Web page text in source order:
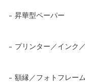
昇華型ペーパー
プリンター／インク
額縁／フォトフレーム